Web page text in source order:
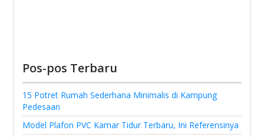
Pos-pos Terbaru
15 Potret Rumah Sederhana Minimalis di Kampung
Pedesaan
Model Plafon PVC Kamar Tidur Terbaru, Ini Referensinya